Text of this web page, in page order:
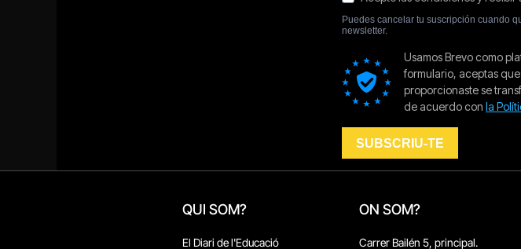
QUI SOM?
El Diari de l'Educació
ON SOM?
Carrer Bailén 5, principal.